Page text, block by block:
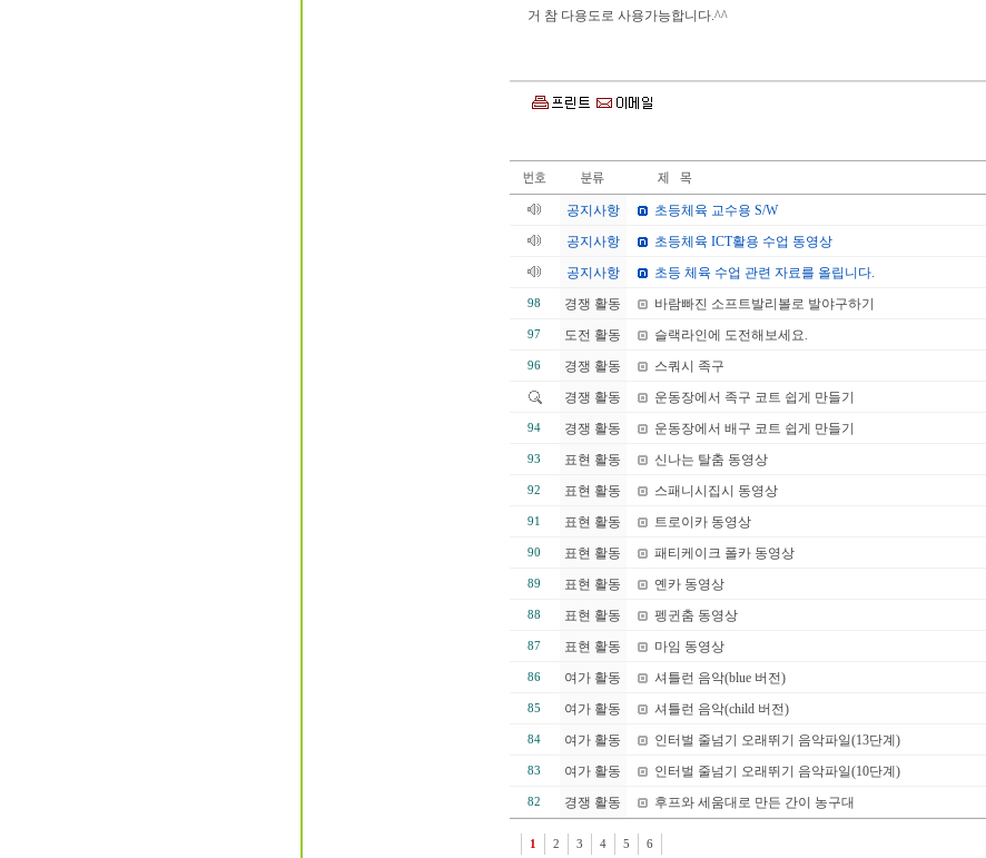
거 참 다용도로 사용가능합니다.^^
공지사항
초등체육 교수용 S/W
공지사항
초등체육 ICT활용 수업 동영상
공지사항
초등 체육 수업 관련 자료를 올립니다.
98 경쟁 활동 바람빠진 소프트발리볼로 발야구하기
97 도전 활동 슬랙라인에 도전해보세요.
96 경쟁 활동 스쿼시 족구
경쟁 활동 운동장에서 족구 코트 쉽게 만들기
94 경쟁 활동 운동장에서 배구 코트 쉽게 만들기
93 표현 활동 신나는 탈춤 동영상
92 표현 활동 스패니시집시 동영상
91 표현 활동 트로이카 동영상
90 표현 활동 패티케이크 폴카 동영상
89 표현 활동 옌카 동영상
88 표현 활동 펭귄춤 동영상
87 표현 활동 마임 동영상
86 여가 활동 셔틀런 음악(blue 버전)
85 여가 활동 셔틀런 음악(child 버전)
84 여가 활동 인터벌 줄넘기 오래뛰기 음악파일(13단계)
83 여가 활동 인터벌 줄넘기 오래뛰기 음악파일(10단계)
82 경쟁 활동 후프와 세움대로 만든 간이 농구대
1 2 3 4 5 6